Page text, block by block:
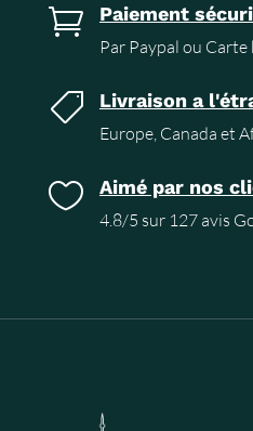
 Paiement
Par Paypal ou Carte
 Livraison a
Europe, Canada et
 Aimé par nos
4.8/5 sur 127 avis